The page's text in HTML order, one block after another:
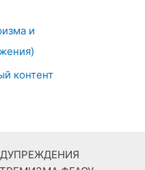
и
контент